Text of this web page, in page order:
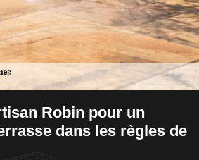
Robin pour un
dans les règles de